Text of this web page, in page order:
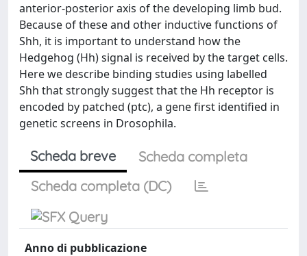
anterior-posterior axis of the developing limb bud.
Because of these and other inductive functions of
Shh, it is important to understand how the
Hedgehog (Hh) signal is received by the target cells.
Here we describe binding studies using labelled
Shh that strongly suggest that the Hh receptor is
encoded by patched (ptc), a gene first identified in
genetic screens in Drosophila.
Scheda breve
Scheda completa
Scheda completa (DC)
Anno di pubblicazione